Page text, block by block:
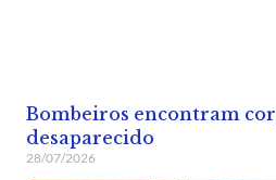
Bombeiros encontram
desaparecido
28/07/2026